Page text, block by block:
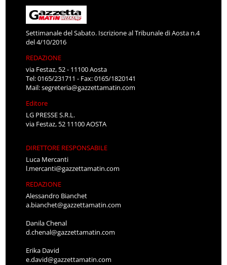
Settimanale del Sabato. Iscrizione al Tribunale di Aosta n.4
del 4/10/2016
REDAZIONE
via Festaz, 52 - 11100 Aosta
Tel: 0165/231711 - Fax: 0165/1820141
Mail:segreteria@gazzettamatin.com
Editore
LG PRESSE S.R.L.
via Festaz, 52 11100 AOSTA
DIRETTORE RESPONSABILE
Luca Mercanti
l.mercanti@gazzettamatin.com
REDAZIONE
Alessandro Bianchet
a.bianchet@gazzettamatin.com
Danila Chenal
d.chenal@gazzettamatin.com
Erika David
e.david@gazzettamatin.com